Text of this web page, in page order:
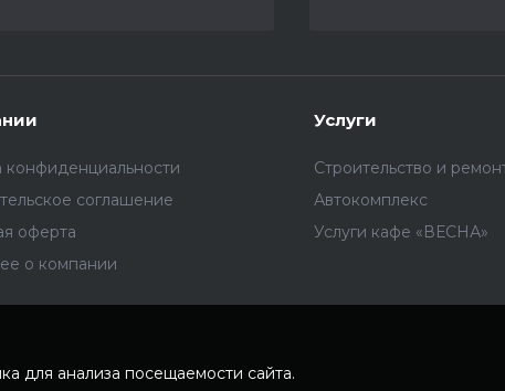
конфиденциальности
соглашение
оферта
о компании
Услуги
Строительство и
Автокомплекс
Услуги кафе «ВЕСНА»
для анализа посещаемости сайта.